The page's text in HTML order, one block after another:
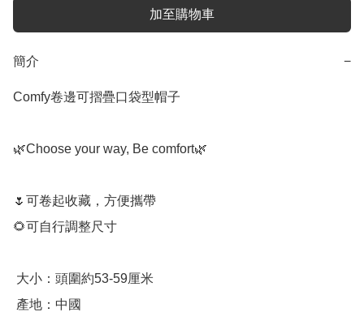
加至購物車
簡介 −
Comfy卷邊可摺疊口袋型帽子
🌿Choose your way, Be comfort🌿
🌷可卷起收藏，方便攜帶
🌻可自行調整尺寸